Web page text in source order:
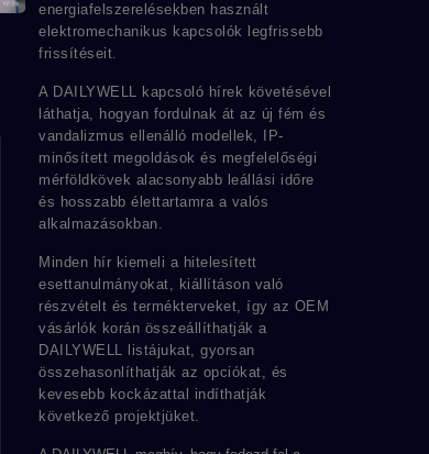
energiafelszerelésekben használt
elektromechanikus kapcsolók legfrissebb
frissítéseit.
A DAILYWELL kapcsoló hírek követésével
láthatja, hogyan fordulnak át az új fém és
vandalizmus ellenálló modellek, IP-
minősített megoldások és megfelelőségi
mérföldkövek alacsonyabb leállási időre
és hosszabb élettartamra a valós
alkalmazásokban.
Minden hír kiemeli a hitelesített
esettanulmányokat, kiállításon való
részvételt és termékterveket, így az OEM
vásárlók korán összeállíthatják a
DAILYWELL listájukat, gyorsan
összehasonlíthatják az opciókat, és
kevesebb kockázattal indíthatják
következő projektjüket.